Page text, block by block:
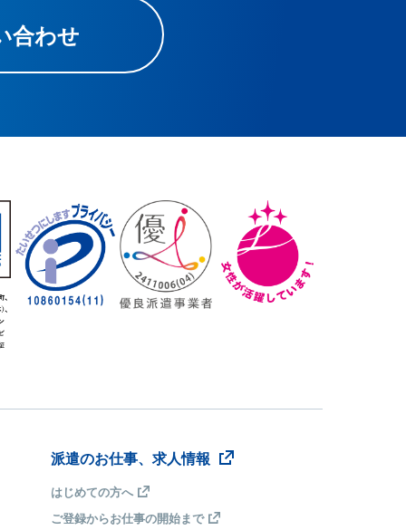
合わせ
派遣のお仕事、求人情報
はじめての方へ
ご登録からお仕事の開始まで